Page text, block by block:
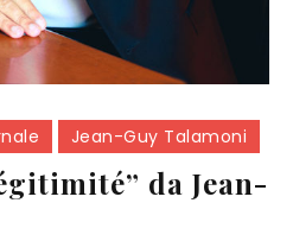
Jean-Guy Talamoni
da Jean-